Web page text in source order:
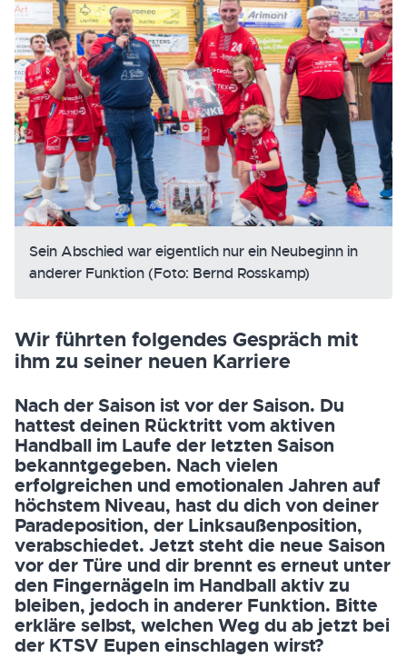
Sein Abschied war eigentlich nur ein Neubeginn in
anderer Funktion (Foto: Bernd Rosskamp)
Wir führten folgendes Gespräch mit
ihm zu seiner neuen Karriere
Nach der Saison ist vor der Saison. Du
hattest deinen Rücktritt vom aktiven
Handball im Laufe der letzten Saison
bekanntgegeben. Nach vielen
erfolgreichen und emotionalen Jahren auf
höchstem Niveau, hast du dich von deiner
Paradeposition, der Linksaußenposition,
verabschiedet. Jetzt steht die neue Saison
vor der Türe und dir brennt es erneut unter
den Fingernägeln im Handball aktiv zu
bleiben, jedoch in anderer Funktion. Bitte
erkläre selbst, welchen Weg du ab jetzt bei
der KTSV Eupen einschlagen wirst?